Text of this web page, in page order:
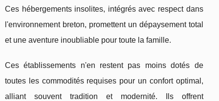
Ces hébergements insolites, intégrés avec respect dans
l'environnement breton, promettent un dépaysement total
et une aventure inoubliable pour toute la famille.
Ces établissements n'en restent pas moins dotés de
toutes les commodités requises pour un confort optimal,
alliant souvent tradition et modernité. Ils offrent